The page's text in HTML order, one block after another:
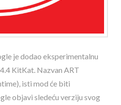
je dodao eksperimentalnu
KitKat. Nazvan ART
isti mod će biti
objavi sledeću verziju svog